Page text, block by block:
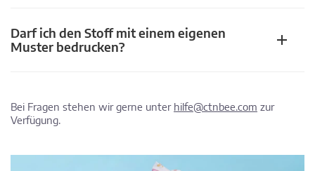
Darf ich den Stoff mit einem eigenen
Muster bedrucken?
Bei Fragen stehen wir gerne unter hilfe@ctnbee.com zur
Verfügung.